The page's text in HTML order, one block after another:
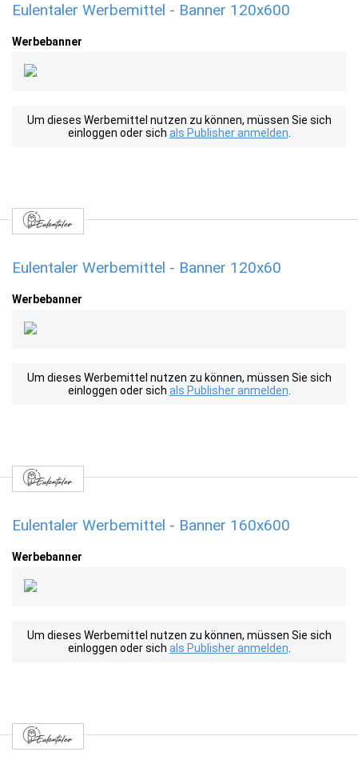
Eulentaler Werbemittel - Banner 120x600
Werbebanner
Um dieses Werbemittel nutzen zu können, müssen Sie sich
einloggen oder sich als Publisher anmelden
Eulentaler Werbemittel - Banner 120x60
Werbebanner
Um dieses Werbemittel nutzen zu können, müssen Sie sich
einloggen oder sich als Publisher anmelden
Eulentaler Werbemittel - Banner 160x600
Werbebanner
Um dieses Werbemittel nutzen zu können, müssen Sie sich
einloggen oder sich als Publisher anmelden